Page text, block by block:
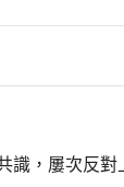
識，屢次反對